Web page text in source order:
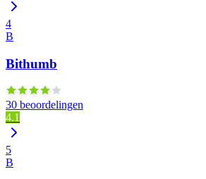
4
B
Bithumb
30 beoordelingen
4.1
5
B